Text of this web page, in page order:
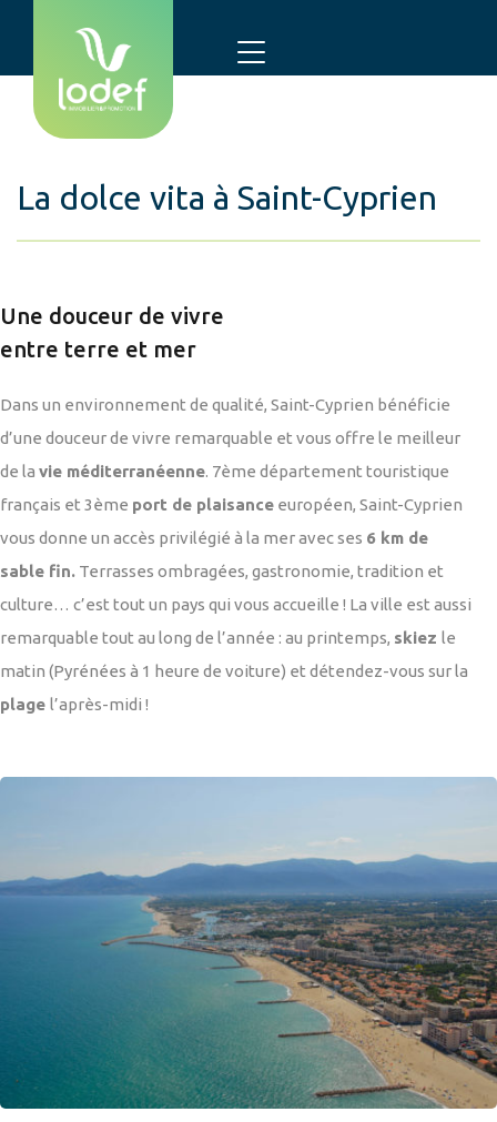
La dolce vita à Saint-Cyprien
Une douceur de vivre
entre terre et mer
Dans un environnement de qualité, Saint-Cyprien bénéficie
d’une douceur de vivre remarquable et vous offre le meilleur
de la vie méditerranéenne. 7ème département touristique
français et 3ème port de plaisance européen, Saint-Cyprien
vous donne un accès privilégié à la mer avec ses 6 km de
sable fin. Terrasses ombragées, gastronomie, tradition et
culture… c’est tout un pays qui vous accueille ! La ville est aussi
remarquable tout au long de l’année : au printemps, skiez le
matin (Pyrénées à 1 heure de voiture) et détendez-vous sur la
plage l’après-midi !